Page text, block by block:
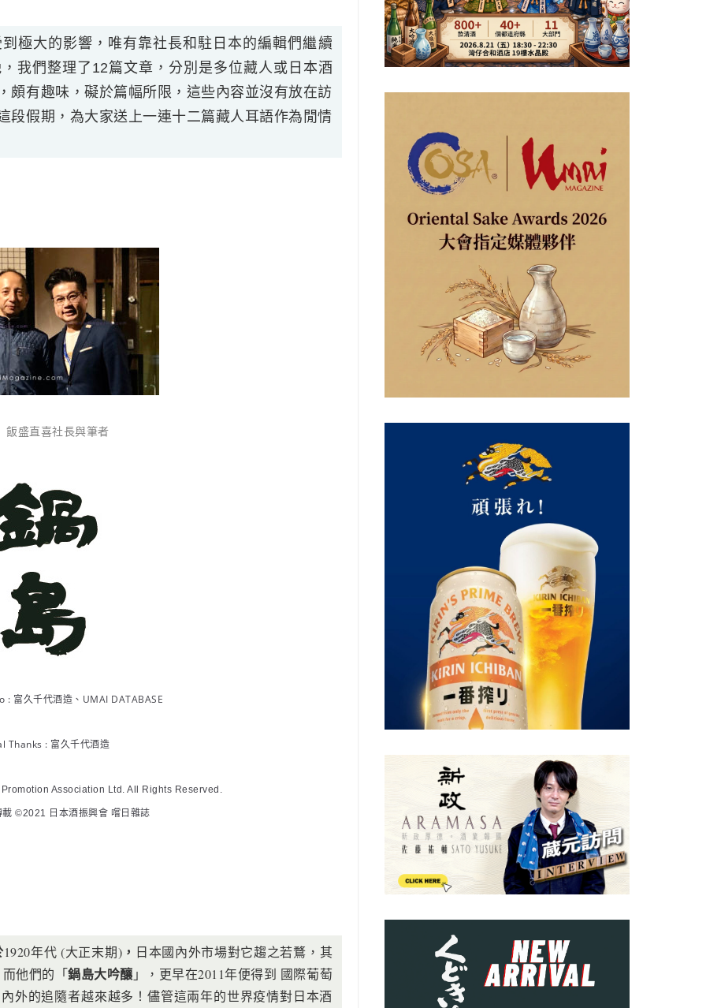
極大的影響，唯有靠社長和駐日本的編輯們繼續
我們整理了12篇文章，分別是多位藏人或日本酒
頗有趣味，礙於篇幅所限，這些內容並沒有放在訪
段假期，為大家送上一連十二篇藏人耳語作為閒情
飯盛直喜社長與筆者
富久千代酒造、UMAI DATABASE
Thanks : 富久千代酒造
Association Ltd. All Rights Reserved.
載 ©2021 日本酒振興會 嚐日雜誌
1920年代 (大正末期) ， 日本國內外市場對它趨之若鶩，其
他們的「鍋島大吟釀 」，更早在2011年便得到 國際葡萄
外的追隨者越來越多！儘管這兩年的世界疫情對日本酒